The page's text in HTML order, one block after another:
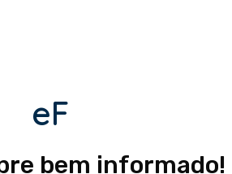
eF
bem informado!